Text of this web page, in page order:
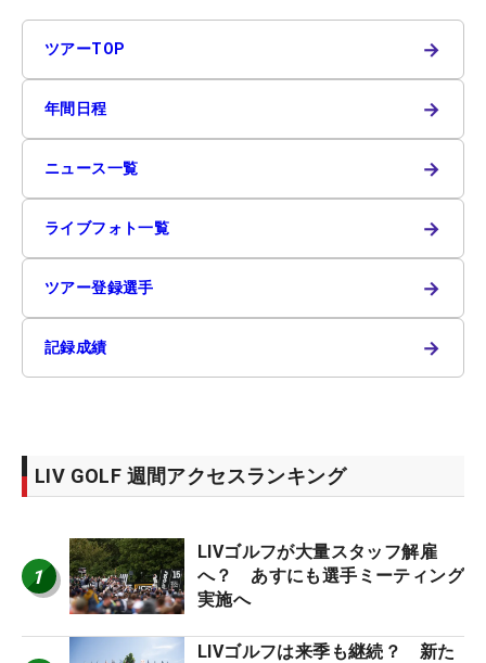
ツアーTOP →
年間日程 →
ニュース一覧 →
ライブフォト一覧 →
ツアー登録選手 →
記録成績 →
LIV GOLF 週間アクセスランキング
1
LIVゴルフが大量スタッフ解雇
へ？ あすにも選手ミーティング
実施へ
LIVゴルフは来季も継続？ 新た